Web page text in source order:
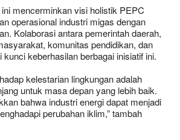
mencerminkan visi holistik PEPC
operasional industri migas dengan
Kolaborasi antara pemerintah daerah,
komunitas pendidikan, dan
keberhasilan berbagai inisiatif ini.
kelestarian lingkungan adalah
untuk masa depan yang lebih baik.
bahwa industri energi dapat menjadi
perubahan iklim,” tambah